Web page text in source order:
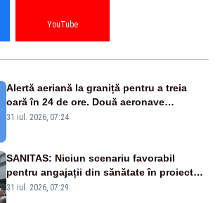
YouTube
Alertă aeriană la graniță pentru a treia
oară în 24 de ore. Două aeronave
Eurofighter britanice au fost ridicate de la
31 iul. 2026, 07:24
SANITAS: Niciun scenariu favorabil
pentru angajații din sănătate în proiectul
Legii salarizării
31 iul. 2026, 07:29